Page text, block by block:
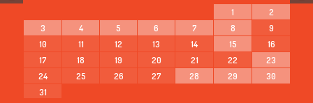
1
2
3
4 5 6 7 8
9
10
11 12 13 14 15
16
17
18 19 20 21 22
23
24
25 26 27 28 29
30
31